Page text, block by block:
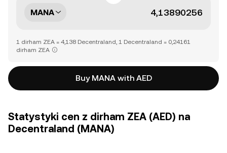
MANA
1 dirham ZEA = 4,138 Decentraland, 1 Decentraland = 0,24161
dirham ZEA
Buy MANA with AED
Statystyki cen z dirham ZEA (AED) na
Decentraland (MANA)